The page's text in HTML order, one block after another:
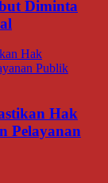
Diminta
Hak
Pelayanan